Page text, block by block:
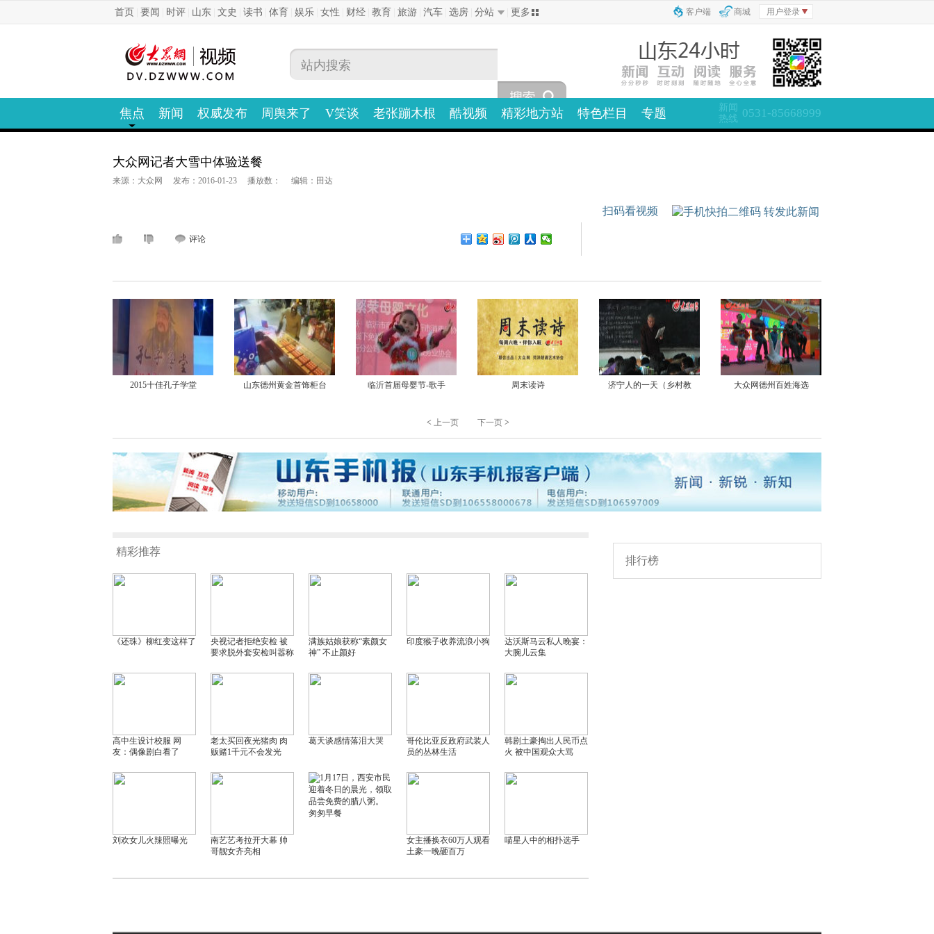
首页 要闻 时评 山东 文史 读书 体育 娱乐 女性 财经 教育 旅游 汽车 选房 分站 更多 客户端 商城 用户登录
焦点 新闻 权威发布 周舆来了 V笑谈 老张蹦木根 酷视频 精彩地方站 特色栏目 专题
新闻
热线 0531-85668999
大众网记者大雪中体验送餐
来源：大众网 发布：2016-01-23 播放数： 编辑：田达
评论
扫码看视频
2015十佳孔子学堂 山东德州黄金首饰柜台 临沂首届母婴节-歌手 周末读诗 济宁人的一天（乡村教 大众网德州百姓海选
< 上一页 下一页 >
精彩推荐
《还珠》柳红变这样了
央视记者拒绝安检 被
要求脱外套安检叫嚣称
满族姑娘获称“素颜女
神” 不止颜好
印度猴子收养流浪小狗
达沃斯马云私人晚宴：
大腕儿云集
高中生设计校服 网
友：偶像剧白看了
老太买回夜光猪肉 肉
贩赌1千元不会发光
葛天谈感情落泪大哭
哥伦比亚反政府武装人
员的丛林生活
韩剧土豪掏出人民币点
火 被中国观众大骂
刘欢女儿火辣照曝光
南艺艺考拉开大幕 帅
哥靓女齐亮相
匆匆早餐
女主播换衣60万人观看
土豪一晚砸百万
喵星人中的相扑选手
排行榜